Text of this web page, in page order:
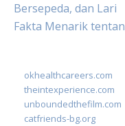
Bersepeda, dan Lari
Fakta Menarik
okhealthcareers.com
theintexperience.com
unboundedthefilm.com
catfriends-bg.org